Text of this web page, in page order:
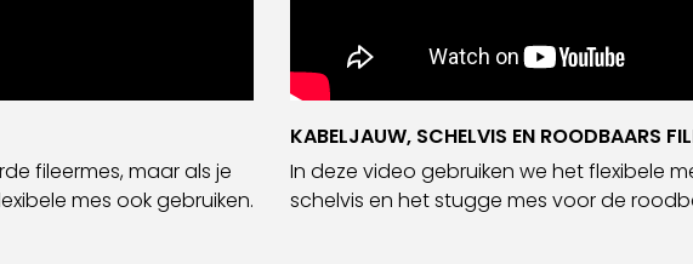
fileermes, maar als je
mes ook gebruiken.
KABELJAUW, SCHELVIS EN ROODBAARS
In deze video gebruiken we het flexibele
schelvis en het stugge mes voor de